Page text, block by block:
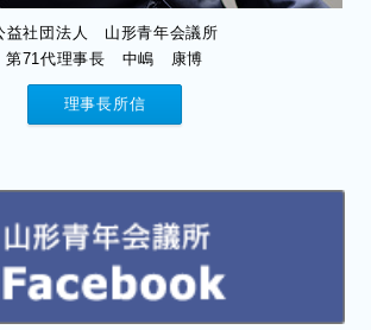
益社団法人 山形青年会議所
第71代理事長 中嶋 康博
理事長所信